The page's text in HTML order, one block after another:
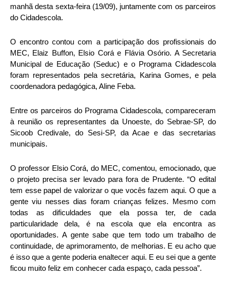
manhã desta sexta-feira (19/09), juntamente com os parceiros
do Cidadescola.
O encontro contou com a participação dos profissionais do
MEC, Elaiz Buffon, Elsio Corá e Flávia Osório. A Secretaria
Municipal de Educação (Seduc) e o Programa Cidadescola
foram representados pela secretária, Karina Gomes, e pela
coordenadora pedagógica, Aline Feba.
Entre os parceiros do Programa Cidadescola, compareceram
à reunião os representantes da Unoeste, do Sebrae-SP, do
Sicoob Credivale, do Sesi-SP, da Acae e das secretarias
municipais.
O professor Elsio Corá, do MEC, comentou, emocionado, que
o projeto precisa ser levado para fora de Prudente. “O edital
tem esse papel de valorizar o que vocês fazem aqui. O que a
gente viu nesses dias foram crianças felizes. Mesmo com
todas as dificuldades que ela possa ter, de cada
particularidade dela, é na escola que ela encontra as
oportunidades. A gente sabe que tem todo um trabalho de
continuidade, de aprimoramento, de melhorias. E eu acho que
é isso que a gente poderia enaltecer aqui. E eu sei que a gente
ficou muito feliz em conhecer cada espaço, cada pessoa”.